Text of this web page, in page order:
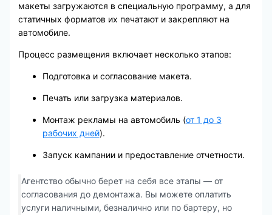
макеты загружаются в специальную программу, а для
статичных форматов их печатают и закрепляют на
автомобиле.
Процесс размещения включает несколько этапов:
Подготовка и согласование макета.
Печать или загрузка материалов.
Монтаж рекламы на автомобиль (от 1 до 3
рабочих дней).
Запуск кампании и предоставление отчетности.
Агентство обычно берет на себя все этапы — от
согласования до демонтажа. Вы можете оплатить
услуги наличными, безналично или по бартеру, но